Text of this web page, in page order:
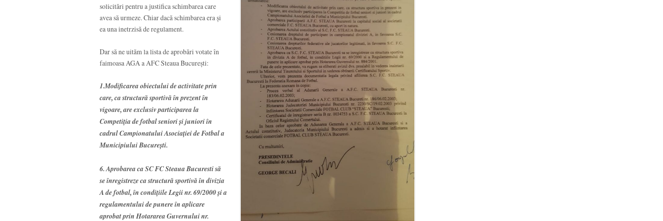
solicitări pentru a justifica schimbarea care
avea să urmeze. Chiar dacă schimbarea era și
ea una inetrzisă de regulament.
Dar să ne uităm la lista de aprobări votate în
faimoasa AGA a AFC Steaua București:
1.Modificarea obiectului de activitate prin
care, ca structură sportivă în prezent în
vigoare, are exclusiv participarea la
Competiția de fotbal seniori și juniori în
cadrul Campionatului Asociației de Fotbal a
Municipiului București.
6. Aprobarea ca SC FC Steaua Bucuresti să
se înregistreze ca structură sportivă în divizia
A de fotbal, în condițiile Legii nr. 69/2000 și a
regulamentului de punere în aplicare
aprobat prin Hotararea Guvernului nr.